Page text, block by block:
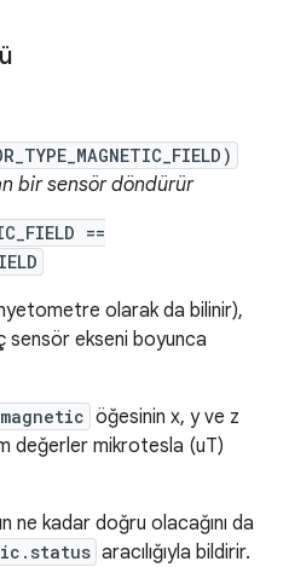
bir sensör döndürür
==
olarak da bilinir),
sensör ekseni boyunca
öğesinin x, y ve z
değerler mikrotesla (uT)
ne kadar doğru olacağını da
aracılığıyla bildirir.